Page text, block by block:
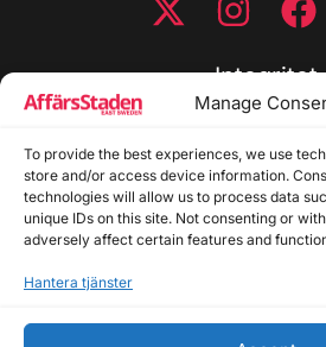
Manage
To provide the best experiences, we use
store and/or access device information.
technologies will allow us to process data
unique IDs on this site. Not consenting or
adversely affect certain features and
Hantera tjänster
Integritet
Cookiepolicy
Disclaimer
Redaktionell